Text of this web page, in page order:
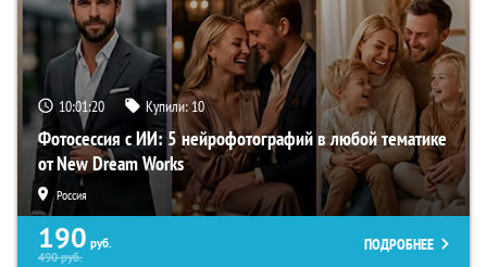
10:01:19 Купили:10
Фотосессия с ИИ: 5 нейрофотографий в любой тематике
от New Dream Works
Россия
190 руб.
490руб.
ПОДРОБНЕЕ